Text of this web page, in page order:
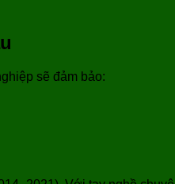
sẽ đảm bảo: